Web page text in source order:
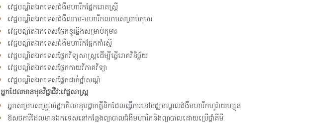
វេជ្ជបណ្ឌិតឯកទេសជំងឺមហារីកផ្នែករោគស្ត្រី
វេជ្ជបណ្ឌិតឯកទេសជំងឺឈាម-មហារីកឈាមសម្រាប់កុមារ
វេជ្ជបណ្ឌិតឯកទេសផ្នែកខួរឆ្អឹងសម្រាប់កុមារ
វេជ្ជបណ្ឌិតឯកទេសជំងឺមហារីកផ្នែកកាំរស្មី
វេជ្ជបណ្ឌិតឯកទេសផ្នែកវិទ្យុសាស្ត្រដើម្បីធ្វើរោគវិនិច្ឆ័យ
វេជ្ជបណ្ឌិតឯកទេសផ្នែកកាយវិភាគវិទ្យា
វេជ្ជបណ្ឌិតឯកទេសផ្នែកដាក់ថ្នាំសណ្តំ
អ្នកដែលមានមុខវិជ្ជាជីវ:វេជ្ជសាស្រ្ត
អ្នកសម្របសម្រួលផ្នែកគិលានុបដ្ឋាកគ្លីនិកដែលធ្វើការនៅមជ្ឈមណ្ឌលជំងឺមហារីកហូរ៉ាយហ្សុន
ឱសថការីដែលមានឯកទេសនៅកន្លែងព្យាបាលជំងឺមហារីកនិងព្យាបាលដោយប្រើថ្នាំគីមី